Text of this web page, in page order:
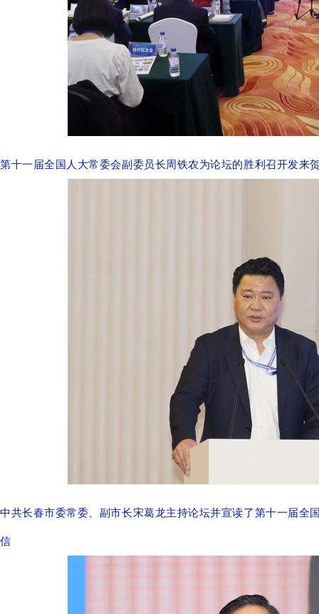
第十一届全国人大常委会副委员长周铁农为论坛的胜利召开发来
中共长春市委常委、副市长宋葛龙主持论坛并宣读了第十一届全
信